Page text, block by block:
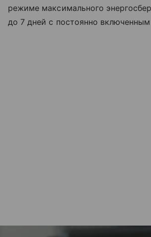
режиме максимального
до 7 дней с постоянно